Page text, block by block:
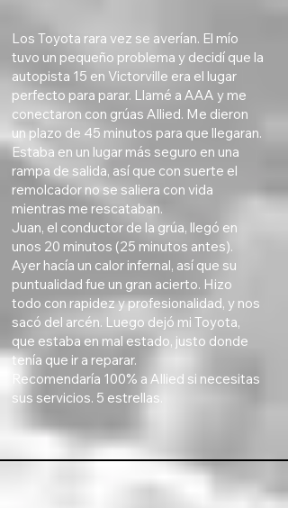
Los Toyota rara vez se averían. El mío
tuvo un pequeño problema y decidí que la
autopista 15 en Victorville era el lugar
perfecto para parar. Llamé a AAA y me
conectaron con grúas Allied. Me dieron
un plazo de 45 minutos para que llegaran.
Estaba en un lugar más seguro en una
rampa de salida, así que con suerte el
remolcador no se saliera con vida
mientras me rescataban.
Juan, el conductor de la grúa, llegó en
unos 20 minutos (25 minutos antes).
Ayer hacía un calor infernal, así que su
puntualidad fue un gran acierto. Hizo
todo con rapidez y profesionalidad, y nos
sacó del arcén. Luego dejó mi Toyota,
que estaba en mal estado, justo donde
tenía que ir a reparar.
Recomendaría 100% a Allied si necesitas
sus servicios. 5 estrellas.